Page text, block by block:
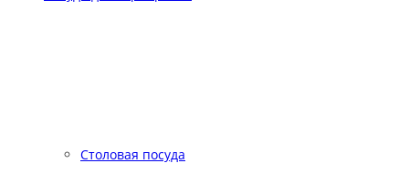
Столовая посуда